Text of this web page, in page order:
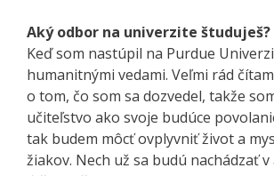
Aký odbor na univerzite študuješ?
Keď som nastúpil na Purdue
humanitnými vedami. Veľmi rád
o tom, čo som sa dozvedel, takže
učiteľstvo ako svoje budúce
tak budem môcť ovplyvniť život a
žiakov. Nech už sa budú nachádzať